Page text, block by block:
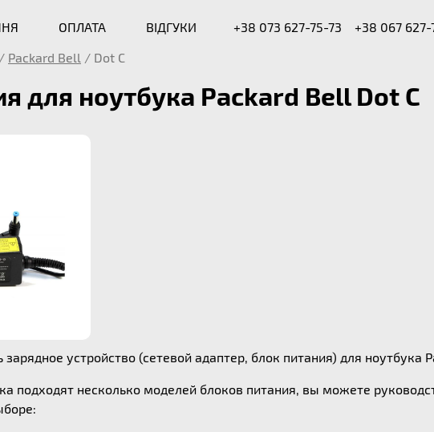
ОПЛАТА ВІДГУКИ +38 073 627-75-73
+38 067 627-
/ Packard Bell / Dot C
для ноутбука Packard Bell Dot C
устройство (сетевой адаптер, блок питания) для ноутбука
подходят несколько моделей блоков питания, вы можете